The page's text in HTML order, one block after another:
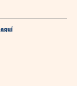
aquí